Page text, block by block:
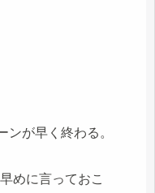
ンが早く終わる。
めに言っておこ